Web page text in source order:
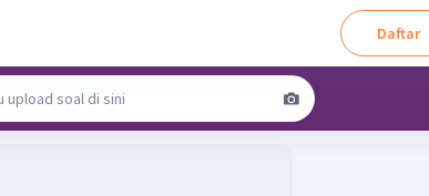
Daftar